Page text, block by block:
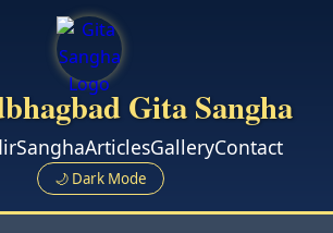
Gita Sangha
SanghaArticlesGalleryContact
🌙 Dark Mode